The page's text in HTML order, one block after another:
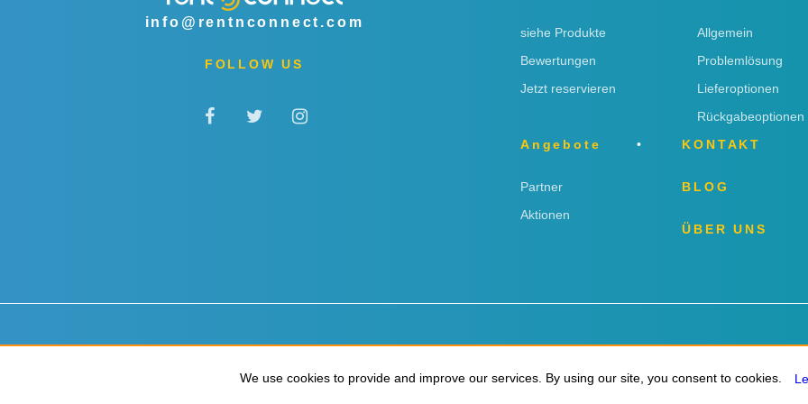
info@rentnconnect.com
FOLLOW US
siehe Produkte
Bewertungen
Jetzt reservieren
Allgemein
Problemlösung
Lieferoptionen
Rückgabeoptionen
Angebote
Partner
Aktionen
KONTAKT
BLOG
ÜBER UNS
We use cookies to provide and improve our services. By using our site, you consent to cookies.
We use cookies to provide and improve our services. By using our site, you consent to cookies.